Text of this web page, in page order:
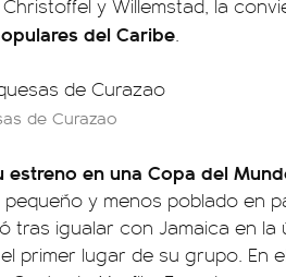
y Willemstad, la
del Caribe.
de Curazao
estreno en una Copa del
pequeño y menos poblado en
tras igualar con Jamaica en la
primer lugar de su grupo. En